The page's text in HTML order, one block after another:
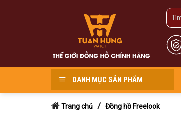
DANH MỤC SẢN PHẨM
Trang chủ / Đồng hồ Freelook